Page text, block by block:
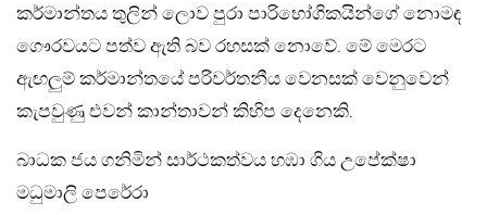
කර්මාන්තය තුලින් ලොව පුරා පාරිභෝගිකයින්ගේ නොමඳ
ගෞරවයට පත්ව ඇති බව රහසක් නොවේ. මේ මෙරට
ඇඟලුම් කර්මාන්තයේ පරිවර්තනීය වෙනසක් වෙනුවෙන්
කැපවුණු එවන් කාන්තාවන් කිහිප දෙනෙකි.
බාධක ජය ගනිමින් සාර්ථකත්වය හඹා ගිය උපේක්ෂා
මධුමාලි පෙරේරා